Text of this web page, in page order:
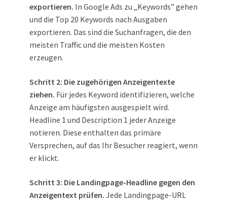
exportieren. In Google Ads zu „Keywords” gehen
und die Top 20 Keywords nach Ausgaben
exportieren. Das sind die Suchanfragen, die den
meisten Traffic und die meisten Kosten
erzeugen.
Schritt 2: Die zugehörigen Anzeigentexte
ziehen. Für jedes Keyword identifizieren, welche
Anzeige am häufigsten ausgespielt wird.
Headline 1 und Description 1 jeder Anzeige
notieren. Diese enthalten das primäre
Versprechen, auf das Ihr Besucher reagiert, wenn
er klickt.
Schritt 3: Die Landingpage-Headline gegen den
Anzeigentext prüfen. Jede Landingpage-URL